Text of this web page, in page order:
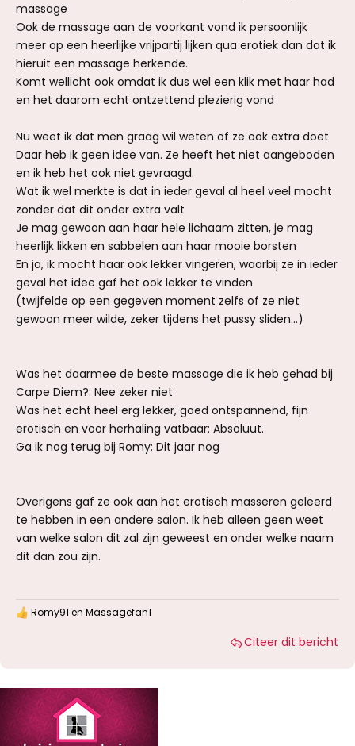
massage
Ook de massage aan de voorkant vond ik persoonlijk
meer op een heerlijke vrijpartij lijken qua erotiek dan dat ik
hieruit een massage herkende.
Komt wellicht ook omdat ik dus wel een klik met haar had
en het daarom echt ontzettend plezierig vond
Nu weet ik dat men graag wil weten of ze ook extra doet
Daar heb ik geen idee van. Ze heeft het niet aangeboden
en ik heb het ook niet gevraagd.
Wat ik wel merkte is dat in ieder geval al heel veel mocht
zonder dat dit onder extra valt
Je mag gewoon aan haar hele lichaam zitten, je mag
heerlijk likken en sabbelen aan haar mooie borsten
En ja, ik mocht haar ook lekker vingeren, waarbij ze in ieder
geval het idee gaf het ook lekker te vinden
(twijfelde op een gegeven moment zelfs of ze niet
gewoon meer wilde, zeker tijdens het pussy sliden...)
Was het daarmee de beste massage die ik heb gehad bij
Carpe Diem?: Nee zeker niet
Was het echt heel erg lekker, goed ontspannend, fijn
erotisch en voor herhaling vatbaar: Absoluut.
Ga ik nog terug bij Romy: Dit jaar nog
Overigens gaf ze ook aan het erotisch masseren geleerd
te hebben in een andere salon. Ik heb alleen geen weet
van welke salon dit zal zijn geweest en onder welke naam
dit dan zou zijn.
W
i
n
g
Romy91 en Massagefan1
Citeer dit bericht